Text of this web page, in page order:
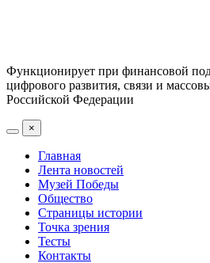
Функционирует при финансовой
цифрового развития, связи и
Российской Федерации
×
Главная
Лента новостей
Музей Победы
Общество
Страницы истории
Точка зрения
Тесты
Контакты